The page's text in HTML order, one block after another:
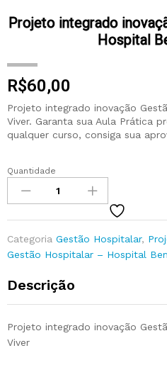
Projeto integrado
Hospital
R$60,00
Projeto integrado inovação
Viver. Garanta sua Aula Prática
qualquer curso, consiga sua
Quantidade
Categoria Gestão Hospitalar,
Gestão Hospitalar – Hospital
Descrição
Projeto integrado inovação
Viver